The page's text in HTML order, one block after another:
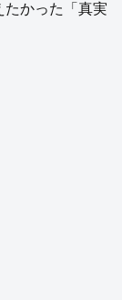
たかった「真実